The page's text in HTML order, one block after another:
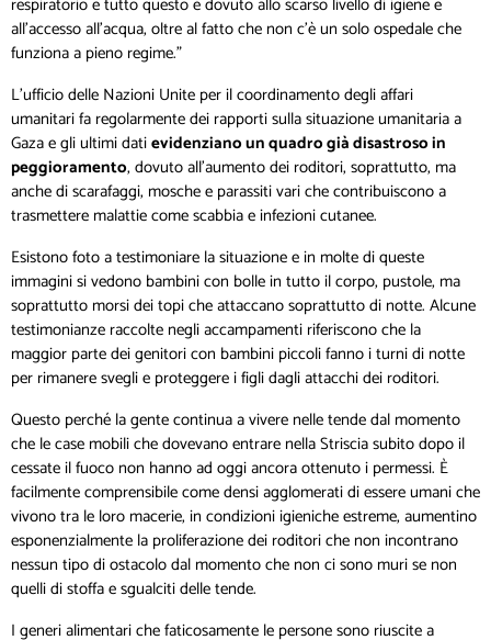
all’accesso all’acqua, oltre al fatto che non c’è un solo ospedale che
funziona a pieno regime.”
L’ufficio delle Nazioni Unite per il coordinamento degli affari
umanitari fa regolarmente dei rapporti sulla situazione umanitaria a
Gaza e gli ultimi datievidenziano un quadro già disastroso in
peggioramento, dovuto all’aumento dei roditori, soprattutto, ma
anche di scarafaggi, mosche e parassiti vari che contribuiscono a
trasmettere malattie come scabbia e infezioni cutanee.
Esistono foto a testimoniare la situazione e in molte di queste
immagini si vedono bambini con bolle in tutto il corpo, pustole, ma
soprattutto morsi dei topi che attaccano soprattutto di notte. Alcune
testimonianze raccolte negli accampamenti riferiscono che la
maggior parte dei genitori con bambini piccoli fanno i turni di notte
per rimanere svegli e proteggere i figli dagli attacchi dei roditori.
Questo perché la gente continua a vivere nelle tende dal momento
che le case mobili che dovevano entrare nella Striscia subito dopo il
cessate il fuoco non hanno ad oggi ancora ottenuto i permessi. È
facilmente comprensibile come densi agglomerati di essere umani che
vivono tra le loro macerie, in condizioni igieniche estreme, aumentino
esponenzialmente la proliferazione dei roditori che non incontrano
nessun tipo di ostacolo dal momento che non ci sono muri se non
quelli di stoffa e sgualciti delle tende.
I generi alimentari che faticosamente le persone sono riuscite a